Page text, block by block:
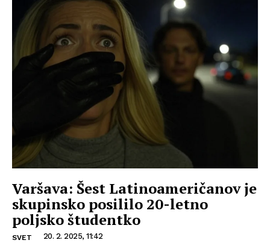
Varšava: Šest Latinoameričanov je
skupinsko posililo 20-letno
poljsko študentko
SVET 20. 2. 2025, 11:42